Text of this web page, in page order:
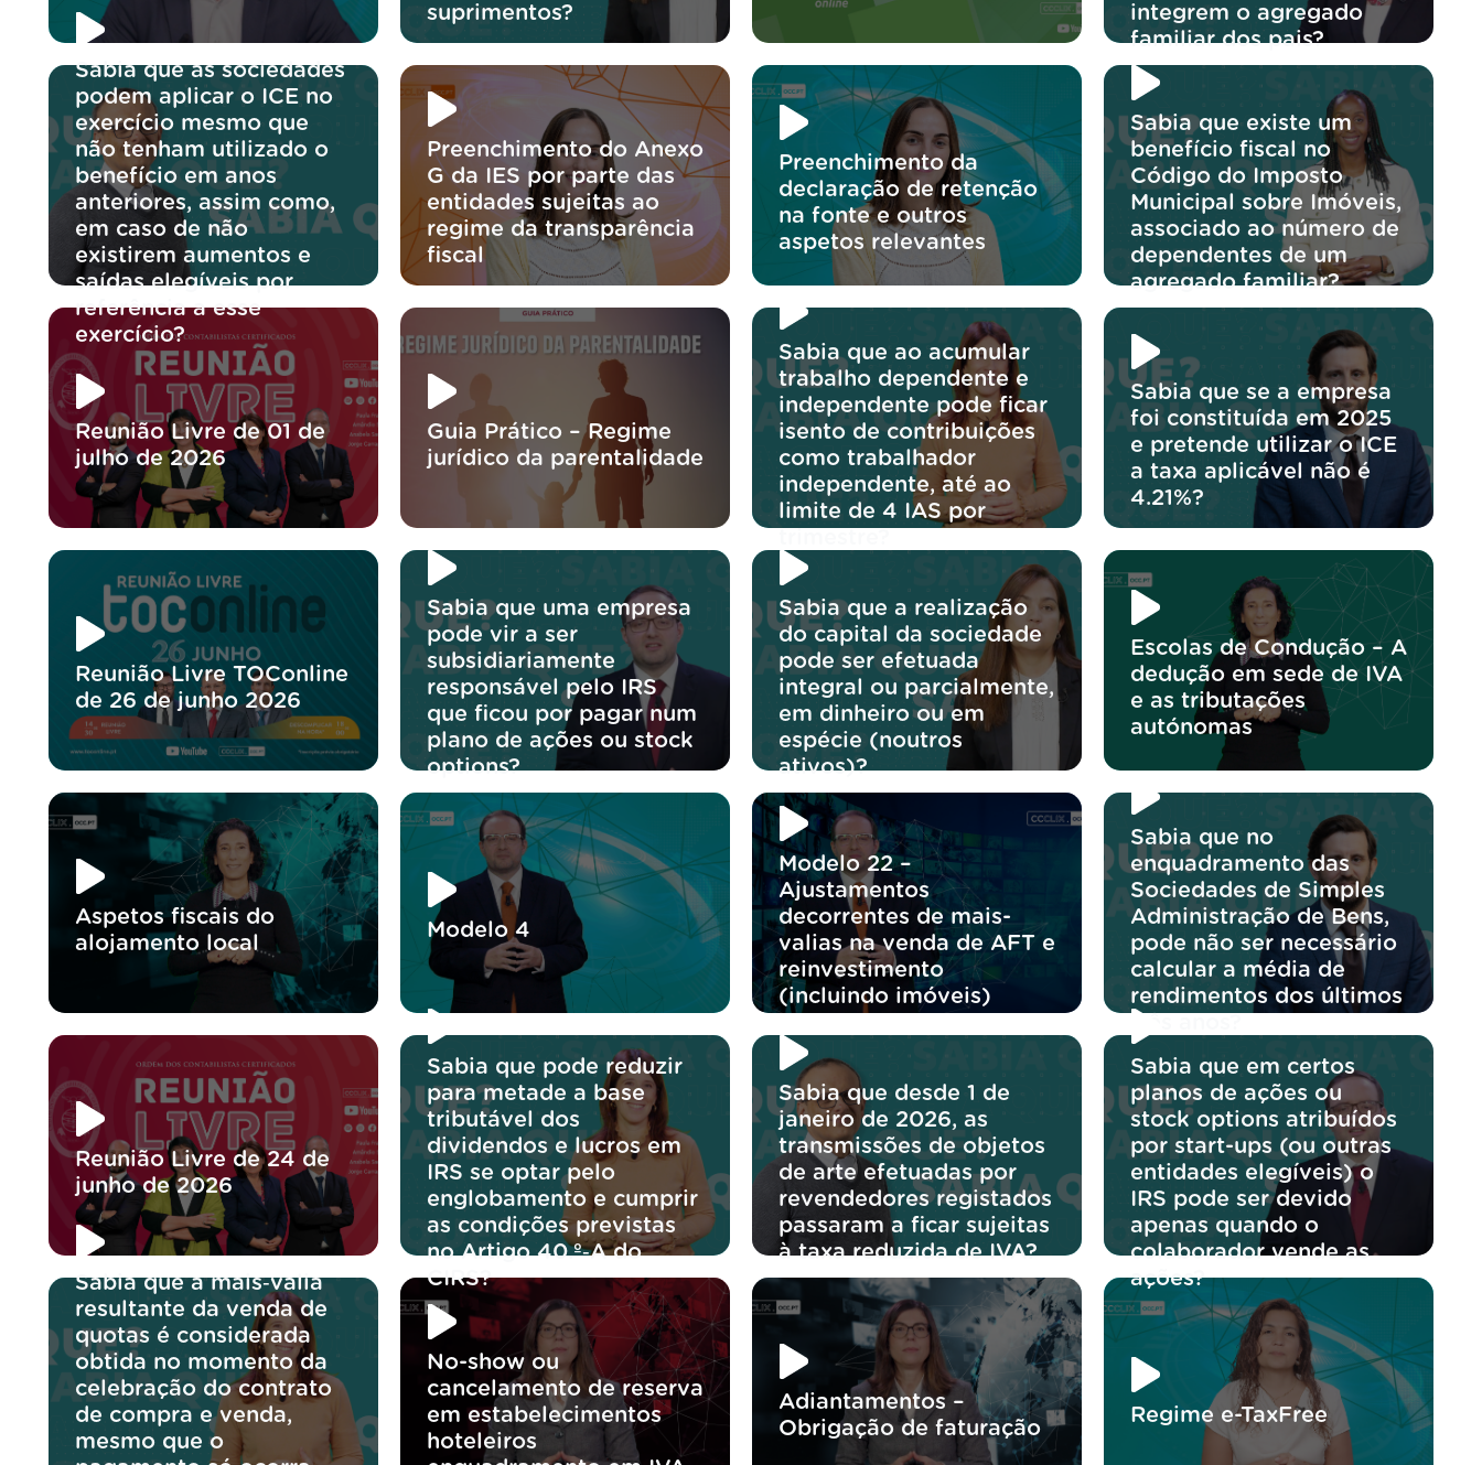
suprimentos?
integrem o agregado
familiar dos pais?
Sabia que as sociedades
podem aplicar o ICE no
exercício mesmo que
não tenham utilizado o
benefício em anos
anteriores, assim como,
em caso de não
existirem aumentos e
saídas elegíveis por
referência a esse
exercício?
Preenchimento do Anexo
G da IES por parte das
entidades sujeitas ao
regime da transparência
fiscal
Preenchimento da
declaração de retenção
na fonte e outros
aspetos relevantes
Sabia que existe um
benefício fiscal no
Código do Imposto
Municipal sobre Imóveis,
associado ao número de
dependentes de um
agregado familiar?
Reunião Livre de 01 de
julho de 2026
Guia Prático – Regime
jurídico da parentalidade
Sabia que ao acumular
trabalho dependente e
independente pode ficar
isento de contribuições
como trabalhador
independente, até ao
limite de 4 IAS por
Sabia que se a empresa
foi constituída em 2025
e pretende utilizar o ICE
a taxa aplicável não é
4.21%?
Reunião Livre TOConline
de 26 de junho 2026
Sabia que uma empresa
pode vir a ser
subsidiariamente
responsável pelo IRS
que ficou por pagar num
plano de ações ou stock
options?
Sabia que a realização
do capital da sociedade
pode ser efetuada
integral ou parcialmente,
em dinheiro ou em
espécie (noutros
ativos)?
Escolas de Condução – A
dedução em sede de IVA
e as tributações
autónomas
Aspetos fiscais do
alojamento local
Modelo 4
Modelo 22 –
Ajustamentos
decorrentes de mais-
valias na venda de AFT e
reinvestimento
(incluindo imóveis)
Sabia que no
enquadramento das
Sociedades de Simples
Administração de Bens,
pode não ser necessário
calcular a média de
rendimentos dos últimos
Reunião Livre de 24 de
junho de 2026
Sabia que pode reduzir
para metade a base
tributável dos
dividendos e lucros em
IRS se optar pelo
englobamento e cumprir
as condições previstas
no Artigo 40.º‑A do
CIRS?
Sabia que desde 1 de
janeiro de 2026, as
transmissões de objetos
de arte efetuadas por
revendedores registados
passaram a ficar sujeitas
à taxa reduzida de IVA?
Sabia que em certos
planos de ações ou
stock options atribuídos
por start-ups (ou outras
entidades elegíveis) o
IRS pode ser devido
apenas quando o
colaborador vende as
ações?
Sabia que a mais‑valia
resultante da venda de
quotas é considerada
obtida no momento da
celebração do contrato
de compra e venda,
mesmo que o
No-show ou
cancelamento de reserva
em estabelecimentos
hoteleiros
Adiantamentos –
Obrigação de faturação
Regime e-TaxFree